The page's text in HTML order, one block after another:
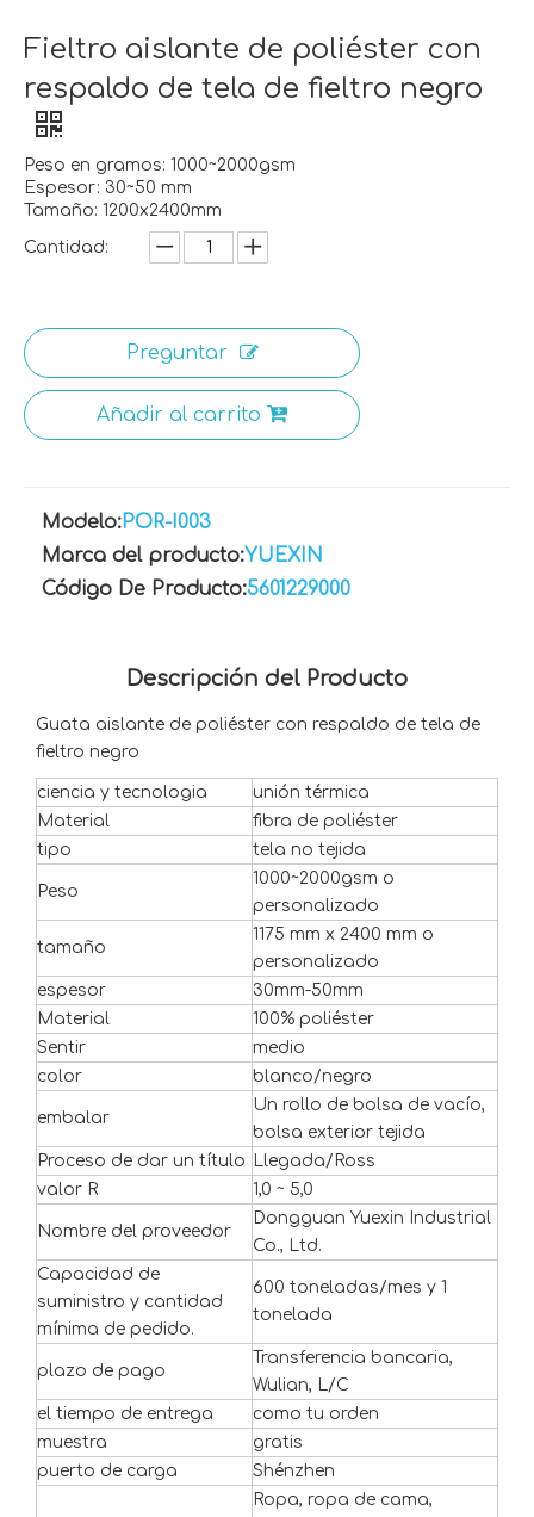
Fieltro aislante de poliéster con
respaldo de tela de fieltro negro
Peso en gramos: 1000~2000gsm
Espesor: 30~50 mm
Tamaño: 1200x2400mm
Cantidad:
Preguntar
Añadir al carrito
Modelo:POR-I003
Marca del producto:YUEXIN
Código De Producto:5601229000
Descripción del Producto
Guata aislante de poliéster con respaldo de tela de
fieltro negro
ciencia y tecnologia
unión térmica
Material
fibra de poliéster
tipo
tela no tejida
Peso
1000~2000gsm o
personalizado
tamaño
1175 mm x 2400 mm o
personalizado
espesor
30mm-50mm
Material
100% poliéster
Sentir
medio
color
blanco/negro
embalar
Un rollo de bolsa de vacío,
bolsa exterior tejida
Proceso de dar un título
Llegada/Ross
valor R
1,0 ~ 5,0
Nombre del proveedor
Dongguan Yuexin Industrial
Co., Ltd.
Capacidad de
suministro y cantidad
mínima de pedido.
600 toneladas/mes y 1
tonelada
plazo de pago
Transferencia bancaria,
Wulian, L/C
el tiempo de entrega
como tu orden
muestra
gratis
puerto de carga
Shénzhen
Ropa, ropa de cama,